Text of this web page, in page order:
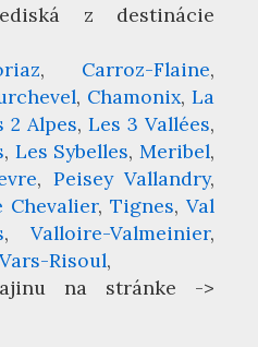
z destinácie
Carroz-Flaine
Chamonix La
2 Alpes Les 3 Vallées
Les Sybelles Meribel
Peisey Vallandry
Chevalier Tignes Val
Valloire-Valmeinier
Vars-Risoul
na stránke ->